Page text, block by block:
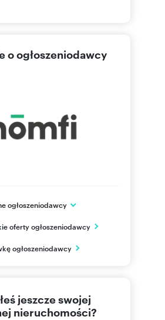
o ogłoszeniodawcy
ogłoszeniodawcy
oferty ogłoszeniodawcy
ogłoszeniodawcy
jeszcze swojej
nieruchomości?